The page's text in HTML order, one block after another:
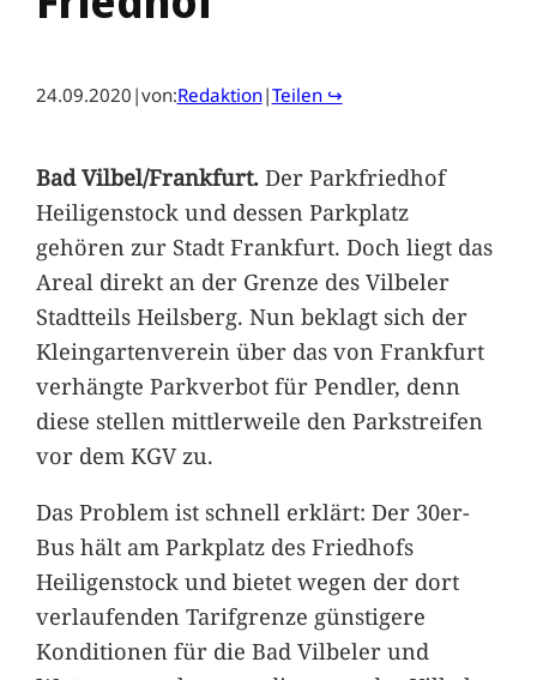
24.09.2020 |von:Redaktion|Teilen ↪
Bad Vilbel/Frankfurt.Der Parkfriedhof
Heiligenstock und dessen Parkplatz
gehören zur Stadt Frankfurt. Doch liegt das
Areal direkt an der Grenze des Vilbeler
Stadtteils Heilsberg. Nun beklagt sich der
Kleingartenverein über das von Frankfurt
verhängte Parkverbot für Pendler, denn
diese stellen mittlerweile den Parkstreifen
vor dem KGV zu.
Das Problem ist schnell erklärt: Der 30er-
Bus hält am Parkplatz des Friedhofs
Heiligenstock und bietet wegen der dort
verlaufenden Tarifgrenze günstigere
Konditionen für die Bad Vilbeler und